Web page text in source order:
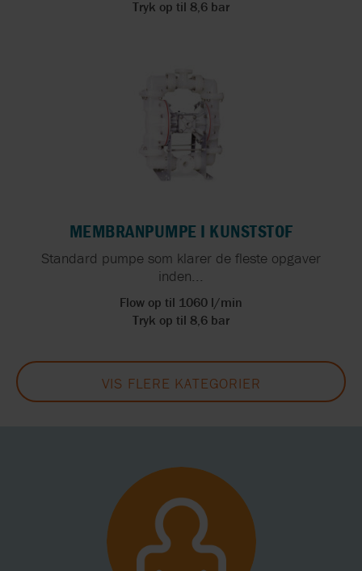
Tryk op til 8,6 bar
MEMBRANPUMPE I KUNSTSTOF
Standard pumpe som klarer de fleste opgaver
inden...
Flow op til 1060 l/min
Tryk op til 8,6 bar
VIS FLERE KATEGORIER